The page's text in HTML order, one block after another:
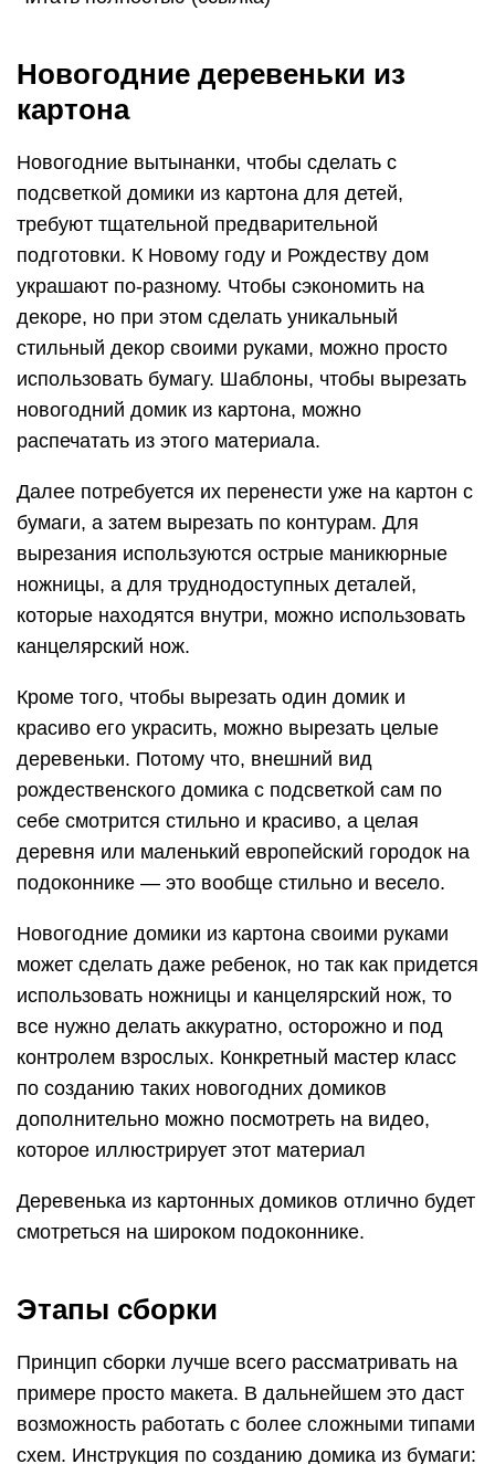
Новогодние деревеньки из
картона
Новогодние вытынанки, чтобы сделать с
подсветкой домики из картона для детей,
требуют тщательной предварительной
подготовки. К Новому году и Рождеству дом
украшают по-разному. Чтобы сэкономить на
декоре, но при этом сделать уникальный
стильный декор своими руками, можно просто
использовать бумагу. Шаблоны, чтобы вырезать
новогодний домик из картона, можно
распечатать из этого материала.
Далее потребуется их перенести уже на картон с
бумаги, а затем вырезать по контурам. Для
вырезания используются острые маникюрные
ножницы, а для труднодоступных деталей,
которые находятся внутри, можно использовать
канцелярский нож.
Кроме того, чтобы вырезать один домик и
красиво его украсить, можно вырезать целые
деревеньки. Потому что, внешний вид
рождественского домика с подсветкой сам по
себе смотрится стильно и красиво, а целая
деревня или маленький европейский городок на
подоконнике — это вообще стильно и весело.
Новогодние домики из картона своими руками
может сделать даже ребенок, но так как придется
использовать ножницы и канцелярский нож, то
все нужно делать аккуратно, осторожно и под
контролем взрослых. Конкретный мастер класс
по созданию таких новогодних домиков
дополнительно можно посмотреть на видео,
которое иллюстрирует этот материал
Деревенька из картонных домиков отлично будет
смотреться на широком подоконнике.
Этапы сборки
Принцип сборки лучше всего рассматривать на
примере просто макета. В дальнейшем это даст
возможность работать с более сложными типами
схем. Инструкция по созданию домика из бумаги: